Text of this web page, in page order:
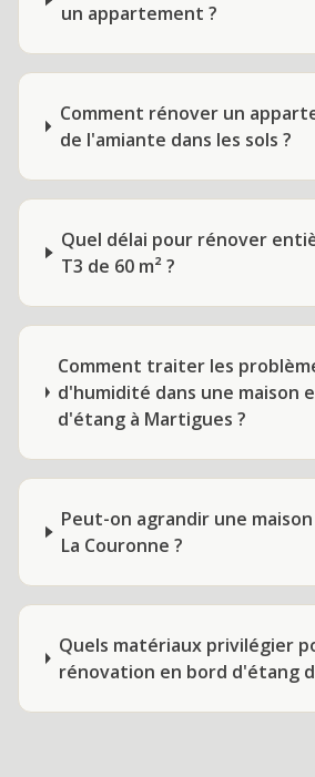
un appartement ?
Comment rénover un
de l'amiante dans les sols ?
Quel délai pour rénover
T3 de 60 m² ?
Comment traiter les
d'humidité dans une maison
d'étang à Martigues ?
Peut-on agrandir une
La Couronne ?
Quels matériaux privilégier
rénovation en bord d'étang